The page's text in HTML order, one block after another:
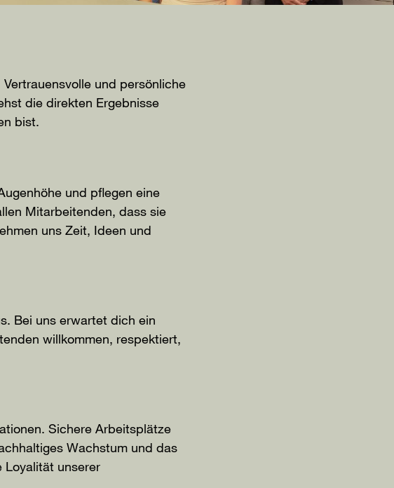
und persönliche
die direkten Ergebnisse
bist.
und pflegen eine
Mitarbeitenden, dass sie
uns Zeit, Ideen und
Bei uns erwartet dich ein
willkommen, respektiert,
Sichere Arbeitsplätze
Wachstum und das
Loyalität unserer